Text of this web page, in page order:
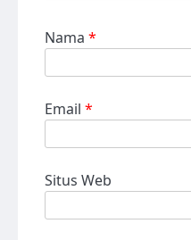
Nama *
Email *
Situs Web